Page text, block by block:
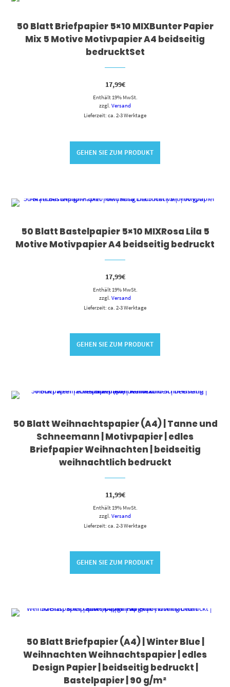
50 Blatt Briefpapier 5×10 MIXBunter Papier
Mix 5 Motive Motivpapier A4 beidseitig
bedrucktSet
17,99€
Enthält 19% MwSt.
zzgl. Versand
Lieferzeit: ca. 2-3 Werktage
GEHEN SIE ZUM PRODUKT
50 Blatt Bastelpapier 5×10 MIXRosa Lila 5
Motive Motivpapier A4 beidseitig bedruckt
17,99€
Enthält 19% MwSt.
zzgl. Versand
Lieferzeit: ca. 2-3 Werktage
GEHEN SIE ZUM PRODUKT
50 Blatt Weihnachtspapier (A4) | Tanne und
Schneemann | Motivpapier | edles
Briefpapier Weihnachten | beidseitig
weihnachtlich bedruckt
11,99€
Enthält 19% MwSt.
zzgl. Versand
Lieferzeit: ca. 2-3 Werktage
GEHEN SIE ZUM PRODUKT
50 Blatt Briefpapier (A4) | Winter Blue |
Weihnachten Weihnachtspapier | edles
Design Papier | beidseitig bedruckt |
Bastelpapier | 90 g/m²